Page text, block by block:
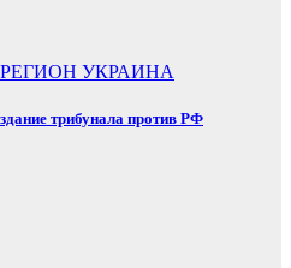
РЕГИОН УКРАИНА
трибунала против РФ